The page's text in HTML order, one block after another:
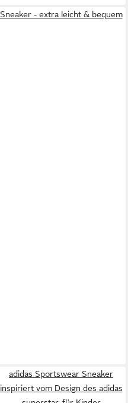
Sneaker - extra leicht & bequem
adidas Sportswear Sneaker
inspiriert vom Design des adidas